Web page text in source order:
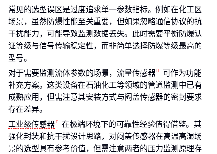
常见的选型误区是过度追求单一参数指标。例如在化工区
场景，虽然防爆性能至关重要，但如果忽略通信协议的抗
干扰能力，可能导致监测数据丢失。此时需要平衡防爆认
证等级与信号传输稳定性，而非简单选择防爆等级最高的
型号。
对于需要监测流体参数的场景， 流量传感器
可作为功能
补充方案。这类设备在石油化工等领域的管道监测中已有
成熟应用，但需注意其安装方式与闷盖传感器的密封要求
存在差异。
工业级传感器
在极端环境下的可靠性经验值得借鉴。其
强化封装和抗干扰设计思路，对闷盖传感器在高温高湿场
景的选型具有参考价值，但需注意两者的压力监测原理存